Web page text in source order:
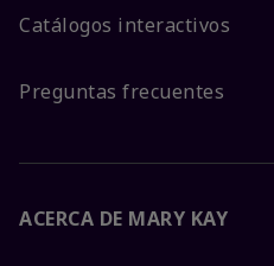
Catálogos interactivos
Preguntas frecuentes
ACERCA DE MARY KAY